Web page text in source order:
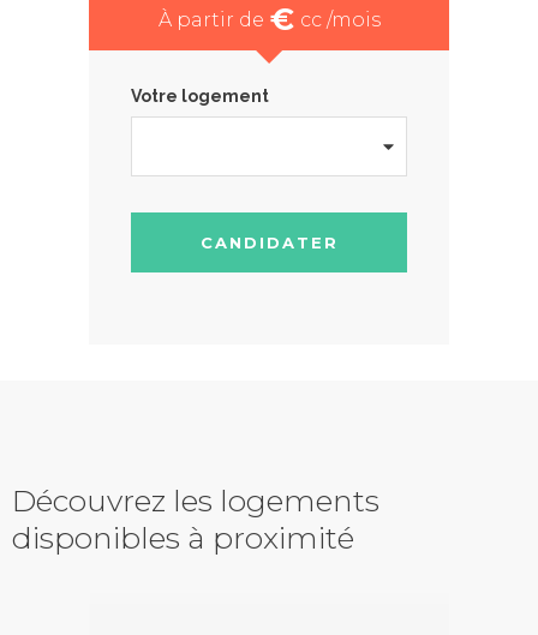
À partir de € cc /mois
Votre logement
CANDIDATER
Découvrez les logements
disponibles à proximité